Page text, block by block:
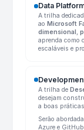
Data
A trilha
ao Microsoft
dimensional,
aprenda como
escaláveis e
A trilha de
desejam
a boas
Serão
Azure e